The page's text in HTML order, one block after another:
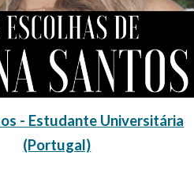
- Estudante Universitária
(Portugal)